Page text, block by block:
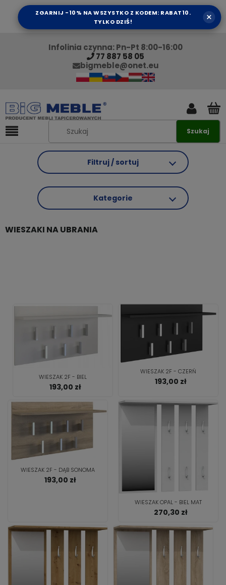
ZGARNIJ -10% NA WSZYSTKO Z KODEM: RABAT10.
TYLKO DZIŚ!
×
Infolinia czynna: Pn-Pt 8:00-16:00
77 887 58 05
bigmeble@onet.eu
Szukaj
Filtruj / sortuj
Kategorie
WIESZAKI NA UBRANIA
WIESZAK 2F - BIEL
193,00 zł
WIESZAK 2F - CZERŃ
193,00 zł
WIESZAK 2F - DĄB SONOMA
193,00 zł
WIESZAK OPAL - BIEL MAT
270,30 zł